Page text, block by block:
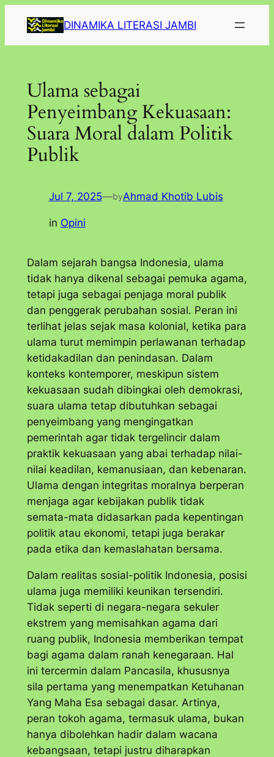
konten
DINAMIKA LITERASI JAMBI
Ulama sebagai
Penyeimbang Kekuasaan:
Suara Moral dalam Politik
Publik
Jul 7, 2025—byAhmad Khotib Lubis
in Opini
Dalam sejarah bangsa Indonesia, ulama
tidak hanya dikenal sebagai pemuka agama,
tetapi juga sebagai penjaga moral publik
dan penggerak perubahan sosial. Peran ini
terlihat jelas sejak masa kolonial, ketika para
ulama turut memimpin perlawanan terhadap
ketidakadilan dan penindasan. Dalam
konteks kontemporer, meskipun sistem
kekuasaan sudah dibingkai oleh demokrasi,
suara ulama tetap dibutuhkan sebagai
penyeimbang yang mengingatkan
pemerintah agar tidak tergelincir dalam
praktik kekuasaan yang abai terhadap nilai-
nilai keadilan, kemanusiaan, dan kebenaran.
Ulama dengan integritas moralnya berperan
menjaga agar kebijakan publik tidak
semata-mata didasarkan pada kepentingan
politik atau ekonomi, tetapi juga berakar
pada etika dan kemaslahatan bersama.
Dalam realitas sosial-politik Indonesia, posisi
ulama juga memiliki keunikan tersendiri.
Tidak seperti di negara-negara sekuler
ekstrem yang memisahkan agama dari
ruang publik, Indonesia memberikan tempat
bagi agama dalam ranah kenegaraan. Hal
ini tercermin dalam Pancasila, khususnya
sila pertama yang menempatkan Ketuhanan
Yang Maha Esa sebagai dasar. Artinya,
peran tokoh agama, termasuk ulama, bukan
hanya dibolehkan hadir dalam wacana
kebangsaan, tetapi justru diharapkan